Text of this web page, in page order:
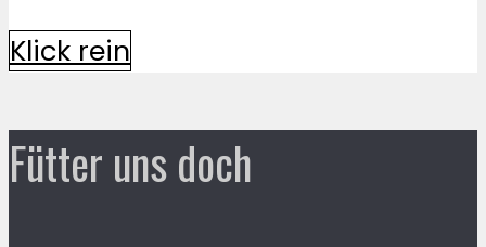
Klick rein
Fütter uns doch